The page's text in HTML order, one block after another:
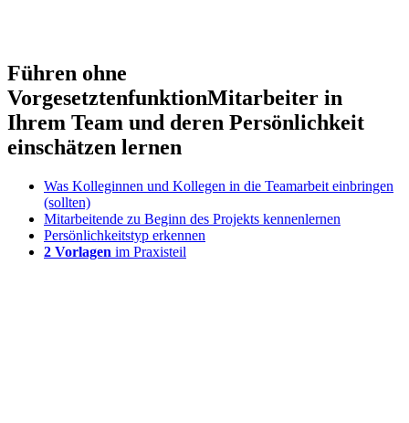
Führen ohne
VorgesetztenfunktionMitarbeiter in
Ihrem Team und deren Persönlichkeit
einschätzen lernen
Was Kolleginnen und Kollegen in die Teamarbeit einbringen
(sollten)
Mitarbeitende zu Beginn des Projekts kennenlernen
Persönlichkeitstyp erkennen
2 Vorlagen im Praxisteil